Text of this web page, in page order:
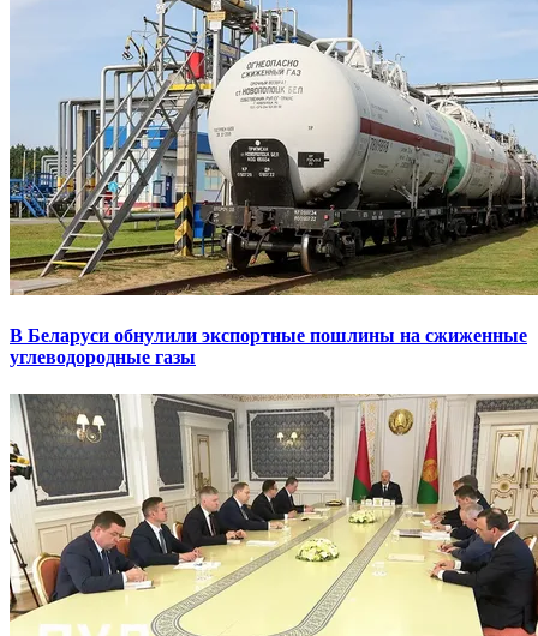
В Беларуси обнулили экспортные пошлины на сжиженные
углеводородные газы